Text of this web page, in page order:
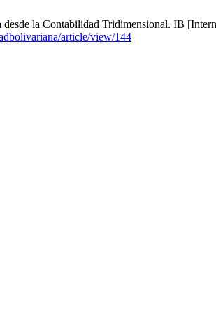
la Contabilidad Tridimensional. IB
article/view/144